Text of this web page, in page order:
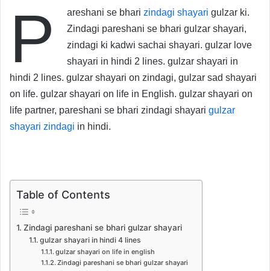
P areshani se bhari zindagi shayari gulzar ki.
Zindagi pareshani se bhari gulzar shayari,
zindagi ki kadwi sachai shayari. gulzar love
shayari in hindi 2 lines. gulzar shayari in
hindi 2 lines. gulzar shayari on zindagi, gulzar sad shayari
on life. gulzar shayari on life in English. gulzar shayari on
life partner, pareshani se bhari zindagi shayari gulzar
shayari zindagi in hindi.
Table of Contents
Zindagi pareshani se bhari gulzar shayari
gulzar shayari in hindi 4 lines
gulzar shayari on life in english
Zindagi pareshani se bhari gulzar shayari